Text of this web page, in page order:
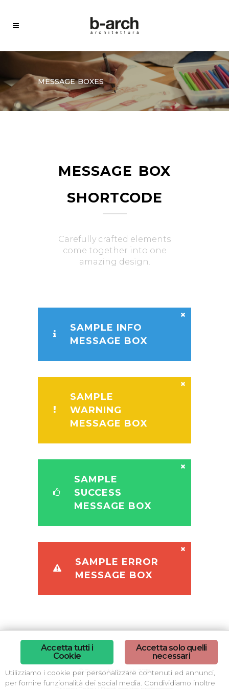
message boxes
message box
shortcode
Carefully crafted elements
come together into one
amazing design.
SAMPLE INFO
MESSAGE BOX
SAMPLE
WARNING
MESSAGE BOX
SAMPLE
SUCCESS
MESSAGE BOX
SAMPLE ERROR
MESSAGE BOX
© Copyright B-arch 2018
Accetta solo quelli
necessari
Accetta tutti i
Cookie
Utilizziamo i cookie per personalizzare contenuti ed annunci,
per fornire funzionalità dei social media. Condividiamo inoltre